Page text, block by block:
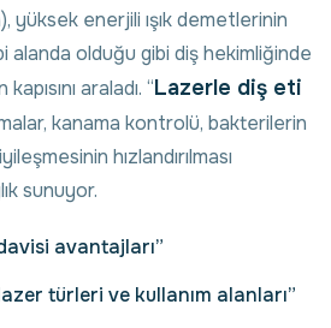
yüksek enerjili ışık demetlerinin
alanda olduğu gibi diş hekimliğinde
araladı. “Lazerle diş eti
kanama kontrolü, bakterilerin
hızlandırılması
sunuyor.
avantajları”
türleri ve kullanım alanları”